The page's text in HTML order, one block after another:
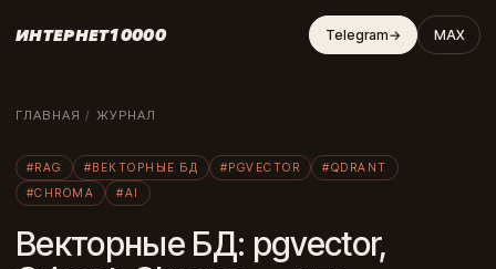
ИНТЕРНЕТ10000 Telegram→ MAX
ГЛАВНАЯ / ЖУРНАЛ
#RAG #ВЕКТОРНЫЕ БД #PGVECTOR
#QDRANT
#CHROMA
#AI
Векторные БД: pgvector,